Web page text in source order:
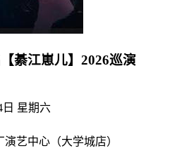
綦江崽儿】2026巡演
日 星期六
演艺中心（大学城店）